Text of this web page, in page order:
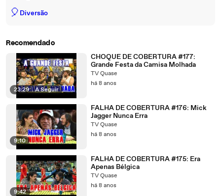
🎈 Diversão
Recomendado
23:29 | A Seguir
CHOQUE DE COBERTURA #177:
Grande Festa da Camisa Molhada
TV Quase
há 8 anos
9:10
FALHA DE COBERTURA #176: Mick
Jagger Nunca Erra
TV Quase
há 8 anos
9:42
FALHA DE COBERTURA #175: Era
Apenas Bélgica
TV Quase
há 8 anos